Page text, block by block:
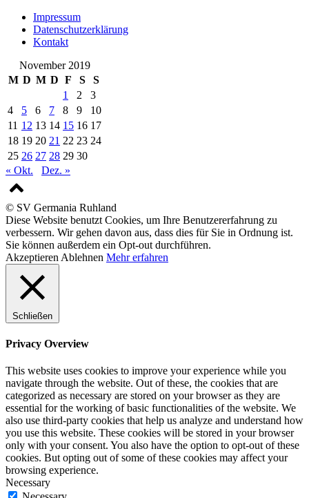
Impressum
Datenschutzerklärung
Kontakt
November 2019
M D M D F S
S
1
2
3
4
5 6 7 8 9
10
11 12 13 14 15 16 17
18 19 20 21 22 23 24
25 26 27 28 29 30
« Okt.
Dez. »
© SV Germania Ruhland
Diese Website benutzt Cookies, um Ihre Benutzererfahrung zu
verbessern. Wir gehen davon aus, dass dies für Sie in Ordnung ist.
Sie können außerdem ein Opt-out durchführen.
Akzeptieren Ablehnen Mehr erfahren
Schließen
Privacy Overview
This website uses cookies to improve your experience while you
navigate through the website. Out of these, the cookies that are
categorized as necessary are stored on your browser as they are
essential for the working of basic functionalities of the website. We
also use third-party cookies that help us analyze and understand how
you use this website. These cookies will be stored in your browser
only with your consent. You also have the option to opt-out of these
cookies. But opting out of some of these cookies may affect your
browsing experience.
Necessary